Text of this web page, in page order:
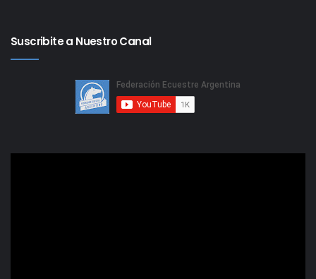
Suscribite a Nuestro Canal